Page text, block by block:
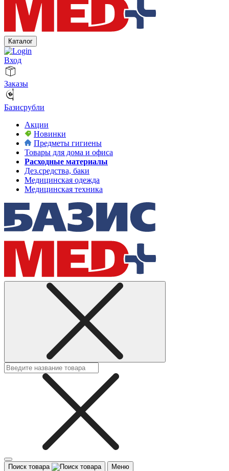
Каталог
Вход
Заказы
Базисрубли
Акции
Новинки
Предметы гигиены
Товары для дома и офиса
Расходные материалы
Дез.средства, баки
Медицинская одежда
Медицинская техника
Поиск товара Меню